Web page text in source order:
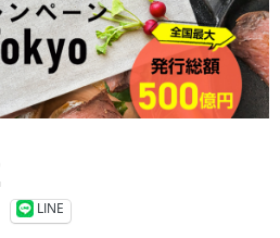
LINE